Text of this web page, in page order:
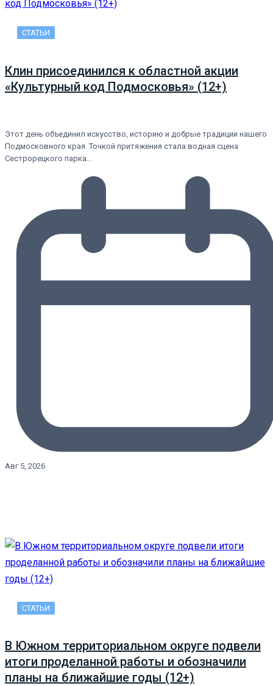
СТАТЬИ
Клин присоединился к областной акции
«Культурный код Подмосковья» (12+)
Этот день объединил искусство, историю и добрые традиции нашего
Подмосковного края. Точкой притяжения стала водная сцена
Сестрорецкого парка…
Авг 5, 2026
СТАТЬИ
В Южном территориальном округе подвели
итоги проделанной работы и обозначили
планы на ближайшие годы (12+)